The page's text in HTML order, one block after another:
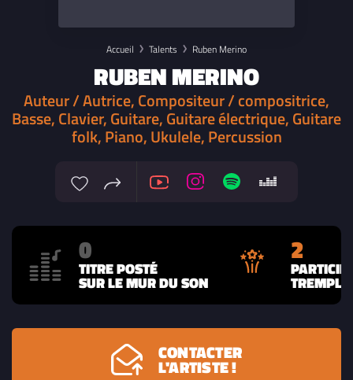
Accueil Talents Ruben Merino
RUBEN MERINO
Auteur / Autrice, Compositeur / compositrice,
Basse, Clavier, Guitare, Guitare électrique, Guitare
folk, Piano, Ukulele, Percussion
0
TITRE POSTÉ
SUR LE MUR DU SON
2
CONTACTER
L'ARTISTE !